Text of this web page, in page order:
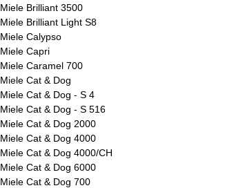
Miele Brilliant 3500
Miele Brilliant Light S8
Miele Calypso
Miele Capri
Miele Caramel 700
Miele Cat & Dog
Miele Cat & Dog - S 4
Miele Cat & Dog - S 516
Miele Cat & Dog 2000
Miele Cat & Dog 4000
Miele Cat & Dog 4000/CH
Miele Cat & Dog 6000
Miele Cat & Dog 700